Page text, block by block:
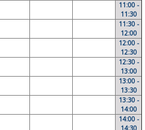
11:00 -
11:30
11:30 -
12:00
12:00 -
12:30
12:30 -
13:00
13:00 -
13:30
13:30 -
14:00
14:00 -
14:30